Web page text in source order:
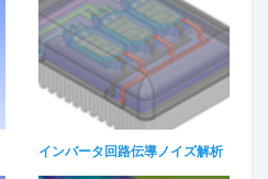
インバータ回路伝導ノイズ解析